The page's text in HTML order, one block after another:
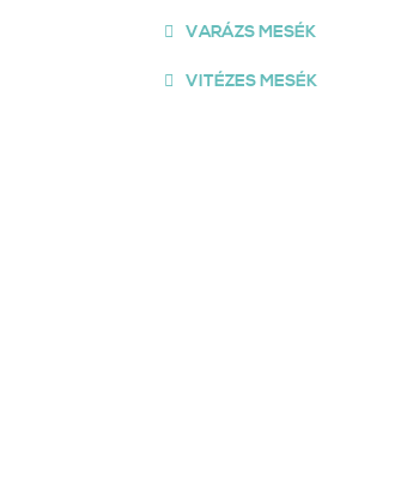
VARÁZS MESÉK
VITÉZES MESÉK